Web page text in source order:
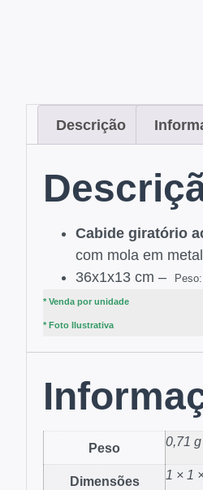
Descrição
Cabide giratório
com mola em
36x1x13 cm –
* Venda por unidade
* Foto Ilustrativa
Peso 0,71 g
Dimensões 1 × 1